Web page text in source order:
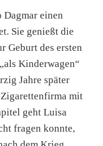
einen
Sie genießt die
Geburt des ersten
Kinderwagen“
Jahre später
mit
geht Luisa
fragen konnte,